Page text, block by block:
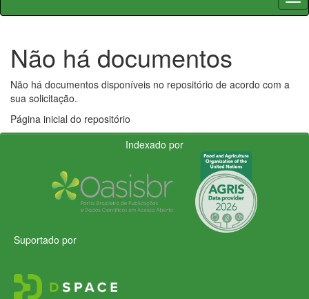
Não há documentos
Não há documentos disponíveis no repositório de acordo com a
sua solicitação.
Página inicial do repositório
Indexado por
Suportado por